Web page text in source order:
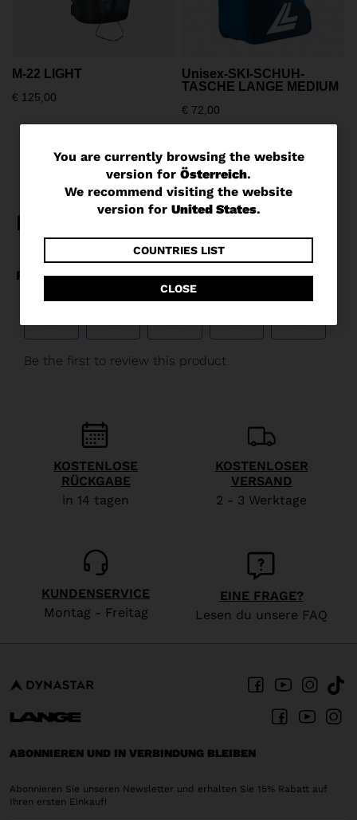
You
are
currently
website
version
for
Österreich
visiting
website
version
States.
You are currently browsing the website
version for Österreich.
We recommend visiting the website
version for United States.
COUNTRIES LIST
CLOSE
M-22 LIGHT
€ 125,00
Unisex-SKI-SCHUH-
TASCHE LANGE MEDIUM
€ 72,00
KOSTENLOSE
RÜCKGABE
in 14 tagen
KOSTENLOSER
VERSAND
2 - 3 Werktage
KUNDENSERVICE
Montag - Freitag
EINE FRAGE?
Lesen du unsere FAQ
ABONNIEREN UND IN VERBINDUNG BLEIBEN
Abonnieren Sie unseren Newsletter und erhalten Sie 15% Rabatt auf
Ihren ersten Einkauf!